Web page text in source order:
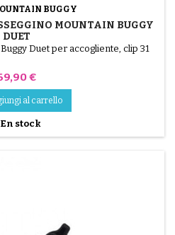
BUGGY
MOUNTAIN BUGGY
DUET
Duet per accogliente, clip 31
€
al carrello
En stock